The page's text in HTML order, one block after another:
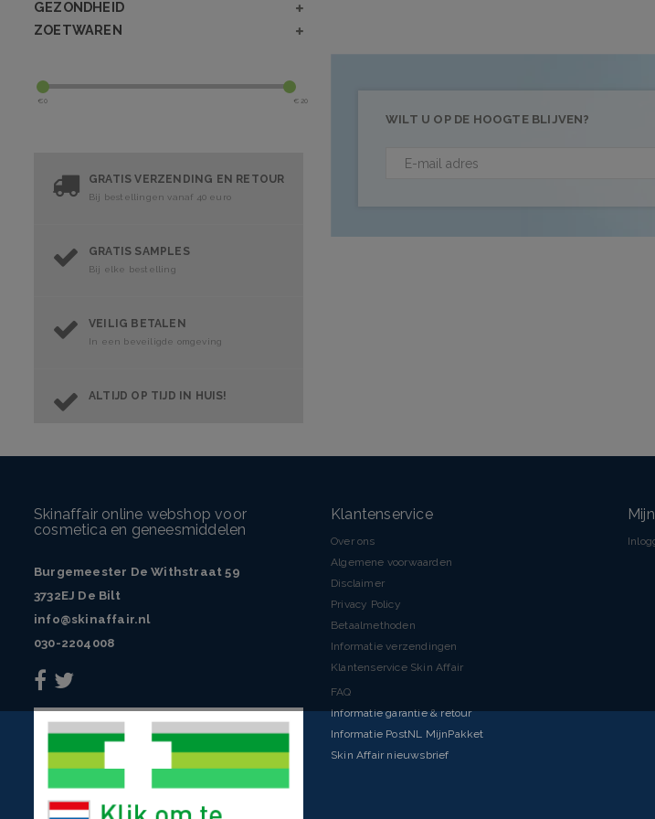
GEZONDHEID
ZOETWAREN
€0 € 20
GRATIS VERZENDING EN RETOUR
Bij bestellingen vanaf 40 euro
GRATIS SAMPLES
Bij elke bestelling
VEILIG BETALEN
In een beveiligde omgeving
ALTIJD OP TIJD IN HUIS!
WILT U OP DE HOOGTE BLIJVEN?
Skinaffair online webshop voor
cosmetica en geneesmiddelen
Burgemeester De Withstraat 59
3732EJ De Bilt
info@skinaffair.nl
030-2204008
Klantenservice
Over ons
Algemene voorwaarden
Disclaimer
Privacy Policy
Betaalmethoden
Informatie verzendingen
Klantenservice Skin Affair
FAQ
Informatie garantie & retour
Informatie PostNL MijnPakket
Skin Affair nieuwsbrief